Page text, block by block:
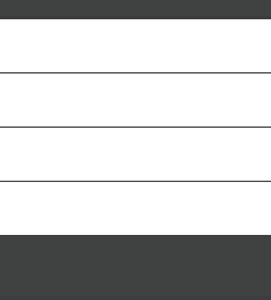
，將手中泡泡搓揉後
使用方便！
外加水稀釋起泡！